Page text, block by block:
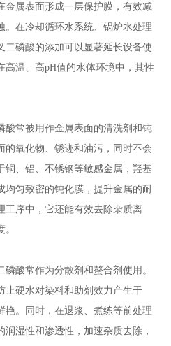
金属表面形成一层保护膜，有效减
。在冷却循环水系统、锅炉水处理
二磷酸的添加可以显著延长设备使
高温、高pH值的水体环境中，其性
酸常被用作金属表面的清洗剂和钝
的氧化物、锈迹和油污，同时不会
铜、铝、不锈钢等敏感金属，羟基
均匀致密的钝化膜，提升金属的耐
工序中，它还能有效去除杂质离
酸常作为分散剂和螯合剂使用。
止硬水对染料和助剂效力产生干
艳。同时，在退浆、煮练等前处理
湿性和渗透性，加速杂质去除，